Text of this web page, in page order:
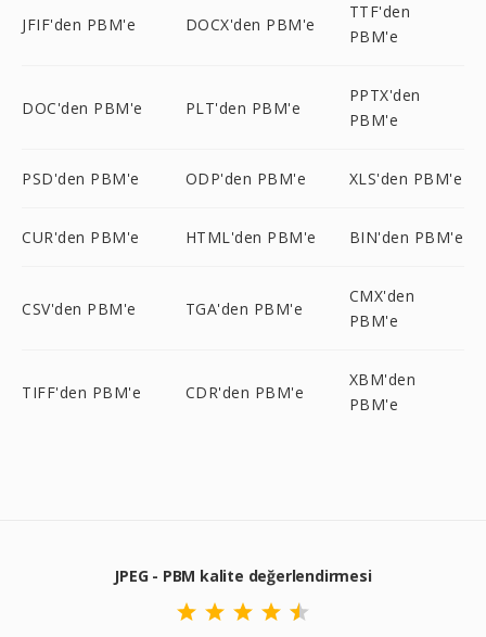
JFIF'den PBM'e DOCX'den PBM'e
TTF'den
PBM'e
DOC'den PBM'e PLT'den PBM'e
PPTX'den
PBM'e
PSD'den PBM'e ODP'den PBM'e XLS'den PBM'e
CUR'den PBM'e HTML'den PBM'e BIN'den PBM'e
CSV'den PBM'e TGA'den PBM'e
CMX'den
PBM'e
TIFF'den PBM'e CDR'den PBM'e
XBM'den
PBM'e
JPEG - PBM kalite değerlendirmesi